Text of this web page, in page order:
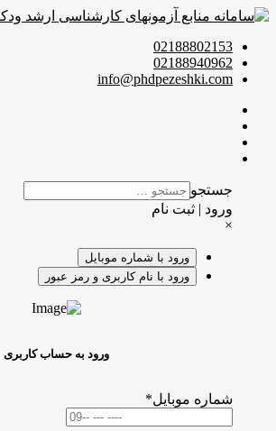
02188802153
02188940962
info@phdpezeshki.com
جستجو
ورود | ثبت نام
×
ورود با شماره موبایل
ورود با نام کاربری و رمز عبور
ورود به حساب کاربری
شماره موبایل*